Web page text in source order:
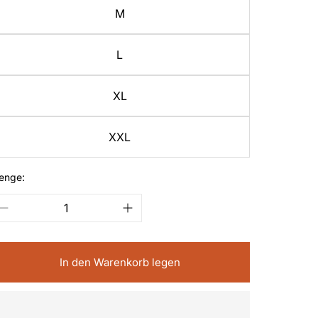
M
L
XL
XXL
In den Warenkorb legen